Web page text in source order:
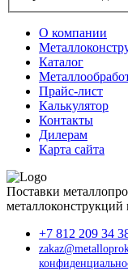
О компании
Каталог
Прайс-лист
Калькулятор
Контакты
Дилерам
Карта сайта
Поставки
металлоконструкций
+7 812 209 34